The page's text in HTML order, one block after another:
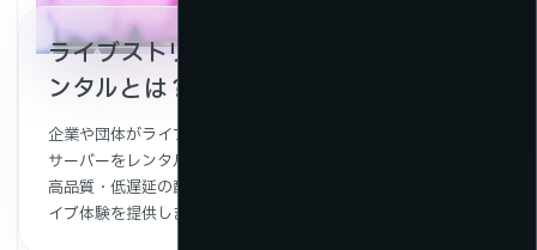
ライブストリーミングのサーバーレ
ンタルとは？
企業や団体がライブ映像を安定して配信するための専用
サーバーをレンタルできるサービスです。
高品質・低遅延の配信環境を構築し、視聴者に快適なラ
イブ体験を提供します。